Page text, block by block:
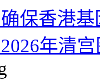
确保香港
年清